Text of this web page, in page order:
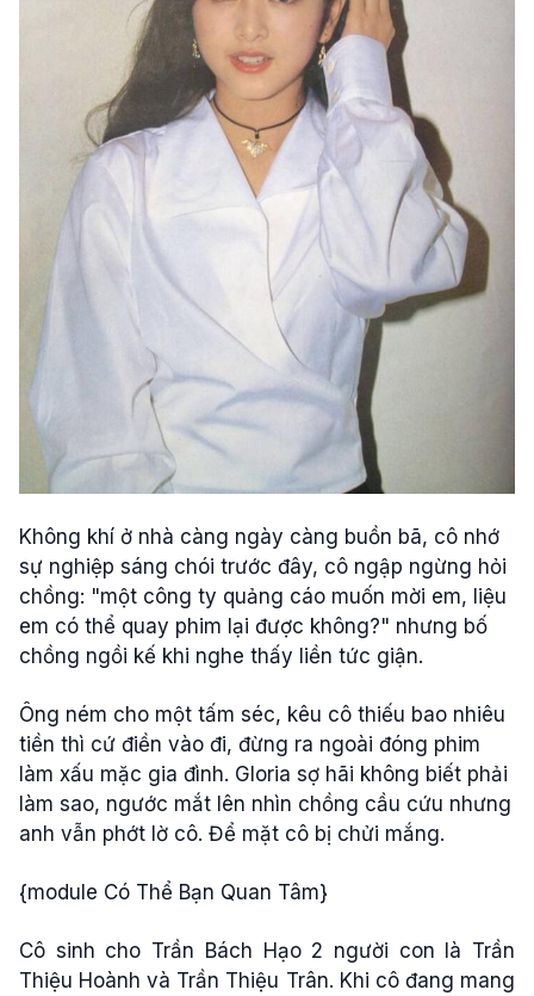
Không khí ở nhà càng ngày càng buồn bã, cô nhớ
sự nghiệp sáng chói trước đây, cô ngập ngừng hỏi
chồng: "một công ty quảng cáo muốn mời em, liệu
em có thể quay phim lại được không?" nhưng bố
chồng ngồi kế khi nghe thấy liền tức giận.
Ông ném cho một tấm séc, kêu cô thiếu bao nhiêu
tiền thì cứ điền vào đi, đừng ra ngoài đóng phim
làm xấu mặc gia đình. Gloria sợ hãi không biết phải
làm sao, ngước mắt lên nhìn chồng cầu cứu nhưng
anh vẫn phớt lờ cô. Để mặt cô bị chửi mắng.
{module Có Thể Bạn Quan Tâm}
Cô sinh cho Trần Bách Hạo 2 người con là Trần
Thiệu Hoành và Trần Thiệu Trân. Khi cô đang mang